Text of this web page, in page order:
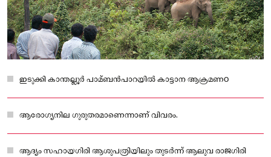
ഇടുക്കി കാന്തല്ലൂർ പാമ്ബൻപാറയില്‍ കാട്ടാന ആക്രമണo
ആരോഗ്യനില ഗുരുതരമാണെന്നാണ് വിവരം.
ആദ്യം സഹായഗിരി ആശുപത്രിയിലും തുടർന്ന് ആലുവ രാജഗിരി